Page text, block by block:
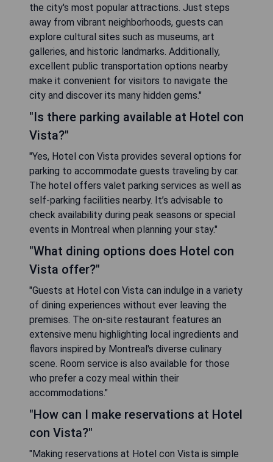
the city's most popular attractions. Just steps
away from vibrant neighborhoods, guests can
explore cultural sites such as museums, art
galleries, and historic landmarks. Additionally,
excellent public transportation options nearby
make it convenient for visitors to navigate the
city and discover its many hidden gems."
"Is there parking available at Hotel con
Vista?"
"Yes, Hotel con Vista provides several options for
parking to accommodate guests traveling by car.
The hotel offers valet parking services as well as
self-parking facilities nearby. It’s advisable to
check availability during peak seasons or special
events in Montreal when planning your stay."
"What dining options does Hotel con
Vista offer?"
"Guests at Hotel con Vista can indulge in a variety
of dining experiences without ever leaving the
premises. The on-site restaurant features an
extensive menu highlighting local ingredients and
flavors inspired by Montreal's diverse culinary
scene. Room service is also available for those
who prefer a cozy meal within their
accommodations."
"How can I make reservations at Hotel
con Vista?"
"Making reservations at Hotel con Vista is simple